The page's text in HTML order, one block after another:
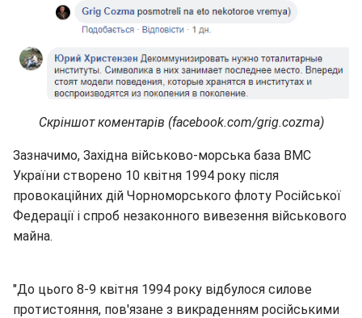
Скріншот коментарів (facebook.com/grig.cozma)
Зазначимо, Західна військово-морська база ВМС
України створено 10 квітня 1994 року після
провокаційних дій Чорноморського флоту Російської
Федерації і спроб незаконного вивезення військового
майна.
"До цього 8-9 квітня 1994 року відбулося силове
протистояння, пов'язане з викраденням російськими